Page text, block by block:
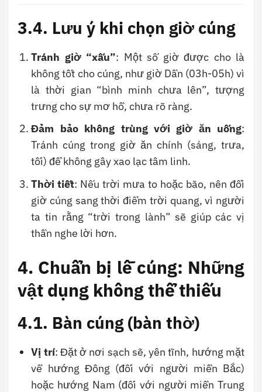
3.4. Lưu ý khi chọn giờ cúng
Tránh giờ “xấu”: Một số giờ được cho là
không tốt cho cúng, như giờ Dần (03h-05h) vì
là thời gian “bình minh chưa lên”, tượng
trưng cho sự mơ hồ, chưa rõ ràng.
Đảm bảo không trùng với giờ ăn uống:
Tránh cúng trong giờ ăn chính (sáng, trưa,
tối) để không gây xao lạc tâm linh.
Thời tiết: Nếu trời mưa to hoặc bão, nên đổi
giờ cúng sang thời điểm trời quang, vì người
ta tin rằng “trời trong lành” sẽ giúp các vị
thần nghe lời hơn.
4. Chuẩn bị lễ cúng: Những
vật dụng không thể thiếu
4.1. Bàn cúng (bàn thờ)
Vị trí: Đặt ở nơi sạch sẽ, yên tĩnh, hướng mặt
về hướng Đông (đối với người miền Bắc)
hoặc hướng Nam (đối với người miền Trung